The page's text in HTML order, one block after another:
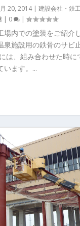
20, 2014|建設会社・鉄
| 0 |
内での塗装をご紹介
泉施設用の鉄骨のサビ
は、組み合わせた時に
います。...